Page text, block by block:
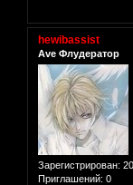
hewibassist
Ave Флудератор
Зарегистрирован:
Приглашений: 0